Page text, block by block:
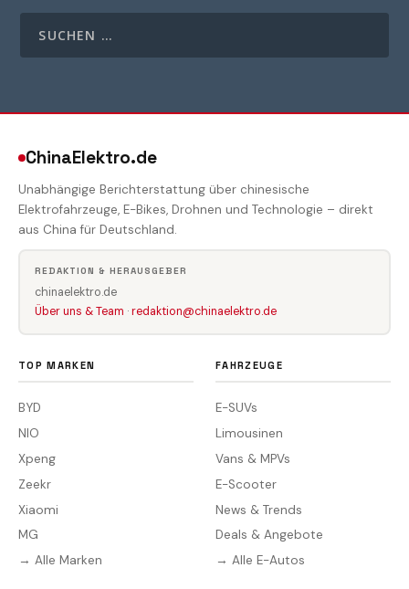
ChinaElektro.de
Unabhängige Berichterstattung über chinesische
Elektrofahrzeuge, E-Bikes, Drohnen und Technologie – direkt
aus China für Deutschland.
REDAKTION & HERAUSGEBER
chinaelektro.de
Über uns & Team ·redaktion@chinaelektro.de
TOP MARKEN
BYD
NIO
Xpeng
Zeekr
Xiaomi
MG
→ Alle Marken
FAHRZEUGE
E-SUVs
Limousinen
Vans & MPVs
E-Scooter
News & Trends
Deals & Angebote
→ Alle E-Autos